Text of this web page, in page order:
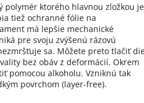
polymér ktorého hlavnou zložkou je
tiež ochranné fólie na
má lepšie mechanické
pre svoju zvýšenú rázovú
sa. Môžete preto tlačiť
bez obáv z deformácií. Okrem
pomocou alkoholu. Vzniknú tak
povrchom (layer-free).